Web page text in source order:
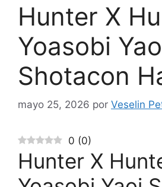
Hunter X
Yoasobi
Shotacon
mayo 25, 2026 por Veselin
0 (0)
Hunter X